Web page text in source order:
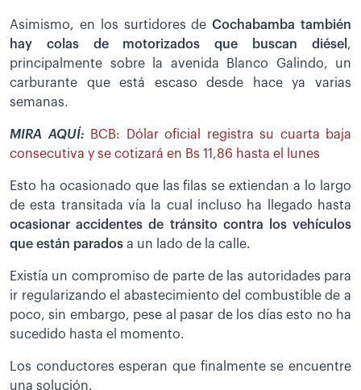
Asimismo, en los surtidores de Cochabamba también
hay colas de motorizados que buscan diésel ,
principalmente sobre la avenida Blanco Galindo, un
carburante que está escaso desde hace ya varias
semanas.
MIRA AQUÍ:
BCB: Dólar oficial registra su cuarta baja
consecutiva y se cotizará en Bs 11,86 hasta el lunes
Esto ha ocasionado que las filas se extiendan a lo largo
de esta transitada vía la cual incluso ha llegado hasta
ocasionar accidentes de tránsito contra los vehículos
que están parados a un lado de la calle.
Existía un compromiso de parte de las autoridades para
ir regularizando el abastecimiento del combustible de a
poco, sin embargo, pese al pasar de los días esto no ha
sucedido hasta el momento.
Los conductores esperan que finalmente se encuentre
una solución.